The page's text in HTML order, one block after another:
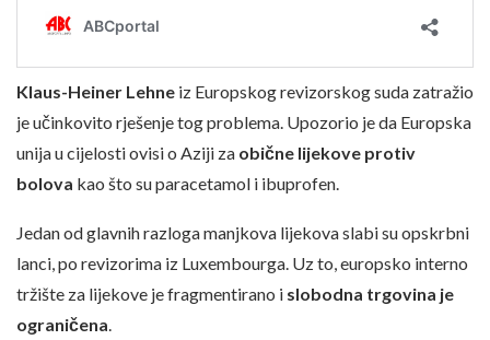
Klaus-Heiner Lehne iz Europskog revizorskog suda zatražio
je učinkovito rješenje tog problema. Upozorio je da Europska
unija u cijelosti ovisi o Aziji za obične lijekove protiv
bolova kao što su paracetamol i ibuprofen.
Jedan od glavnih razloga manjkova lijekova slabi su opskrbni
lanci, po revizorima iz Luxembourga. Uz to, europsko interno
tržište za lijekove je fragmentirano i slobodna trgovina je
ograničena